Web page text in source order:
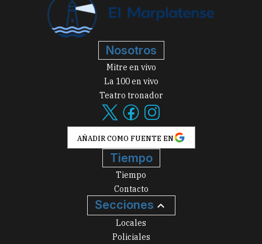
Nosotros
Mitre en vivo
La 100 en vivo
Teatro tronador
AÑADIR COMO FUENTE EN
Tiempo
Tiempo
Contacto
Secciones
Locales
Policiales